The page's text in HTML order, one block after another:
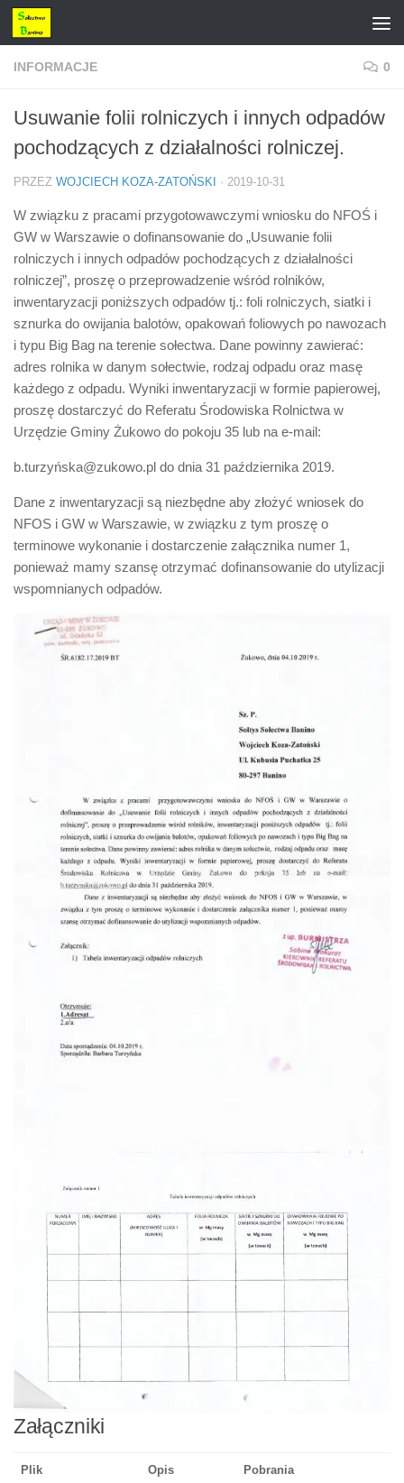
Przejdź do treści
INFORMACJE 0
Usuwanie folii rolniczych i innych odpadów
pochodzących z działalności rolniczej.
PRZEZ WOJCIECH KOZA-ZATOŃSKI · 2019-10-31
W związku z pracami przygotowawczymi wniosku do NFOŚ i
GW w Warszawie o dofinansowanie do „Usuwanie folii
rolniczych i innych odpadów pochodzących z działalności
rolniczej”, proszę o przeprowadzenie wśród rolników,
inwentaryzacji poniższych odpadów tj.: foli rolniczych, siatki i
sznurka do owijania balotów, opakowań foliowych po nawozach
i typu Big Bag na terenie sołectwa. Dane powinny zawierać:
adres rolnika w danym sołectwie, rodzaj odpadu oraz masę
każdego z odpadu. Wyniki inwentaryzacji w formie papierowej,
proszę dostarczyć do Referatu Środowiska Rolnictwa w
Urzędzie Gminy Żukowo do pokoju 35 lub na e-mail:
b.turzyńska@zukowo.pl do dnia 31 października 2019.
Dane z inwentaryzacji są niezbędne aby złożyć wniosek do
NFOS i GW w Warszawie, w związku z tym proszę o
terminowe wykonanie i dostarczenie załącznika numer 1,
ponieważ mamy szansę otrzymać dofinansowanie do utylizacji
wspomnianych odpadów.
Załączniki
Plik Opis Pobrania